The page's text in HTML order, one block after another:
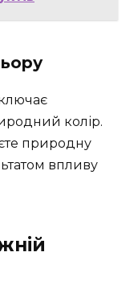
колір.
природну
впливу